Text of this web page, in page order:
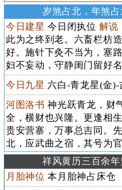
岁煞占北，年煞
今日建星 今日闭执位 解说
此为之终到老。六畜栏枋
好。施针下灸不当为，塞
妇不妄动，守静闺门留好名
今日九星 六白-青龙星(金)-
河图洛书 神光跃青龙，财
全，横财也兴隆。更逢相
贵安营寨，万事总吉同。
北，应武曲之宿，其号为官
祥风黄历三百余
月胎神位 本月胎神占床仓